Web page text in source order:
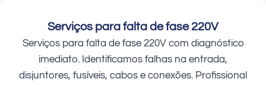
Serviços para falta de fase 220V
Serviços para falta de fase 220V com diagnóstico
imediato. Identificamos falhas na entrada,
disjuntores, fusíveis, cabos e conexões. Profissional